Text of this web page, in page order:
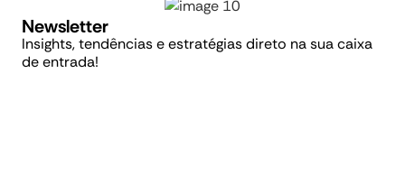
Newsletter
Insights, tendências e estratégias direto na sua caixa
de entrada!